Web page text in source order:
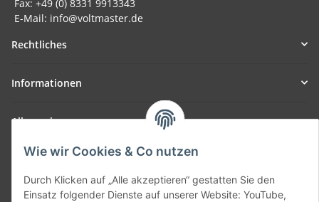
Wie wir Cookies & Co nutzen
Durch Klicken auf „Alle akzeptieren“ gestatten Sie den
Einsatz folgender Dienste auf unserer Website: YouTube,
Fax: +49 (0) 8331 9913343
E-Mail: info@voltmaster.de
Rechtliches
Informationen
Allgemein
Teil unseres Netzwerks:
SmoliTec - Safety. Simplified. Worldwide. ( B2B Shop )